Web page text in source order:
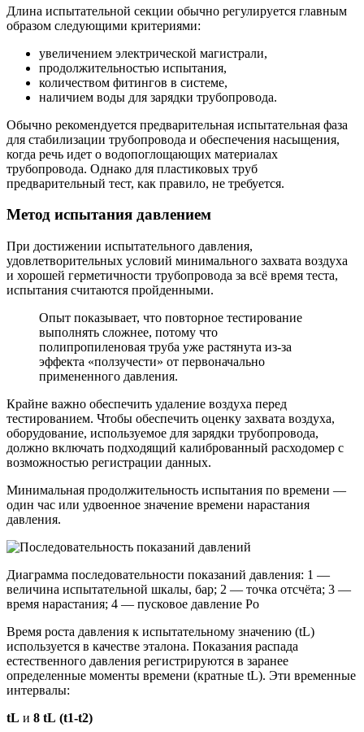
Длина испытательной секции обычно регулируется главным
образом следующими критериями:
увеличением электрической магистрали,
продолжительностью испытания,
количеством фитингов в системе,
наличием воды для зарядки трубопровода.
Обычно рекомендуется предварительная испытательная фаза
для стабилизации трубопровода и обеспечения насыщения,
когда речь идет о водопоглощающих материалах
трубопровода. Однако для пластиковых труб
предварительный тест, как правило, не требуется.
Метод испытания давлением
При достижении испытательного давления,
удовлетворительных условий минимального захвата воздуха
и хорошей герметичности трубопровода за всё время теста,
испытания считаются пройденными.
Опыт показывает, что повторное тестирование
выполнять сложнее, потому что
полипропиленовая труба уже растянута из-за
эффекта «ползучести» от первоначально
примененного давления.
Крайне важно обеспечить удаление воздуха перед
тестированием. Чтобы обеспечить оценку захвата воздуха,
оборудование, используемое для зарядки трубопровода,
должно включать подходящий калиброванный расходомер с
возможностью регистрации данных.
Минимальная продолжительность испытания по времени —
один час или удвоенное значение времени нарастания
давления.
Диаграмма последовательности показаний давления: 1 —
величина испытательной шкалы, бар; 2 — точка отсчёта; 3 —
время нарастания; 4 — пусковое давление Po
Время роста давления к испытательному значению (tL)
используется в качестве эталона. Показания распада
естественного давления регистрируются в заранее
определенные моменты времени (кратные tL). Эти временные
интервалы:
tL и 8 tL (t1-t2)